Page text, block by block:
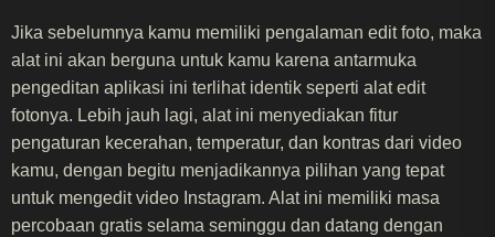
Jika sebelumnya kamu memiliki pengalaman edit foto, maka
alat ini akan berguna untuk kamu karena antarmuka
pengeditan aplikasi ini terlihat identik seperti alat edit
fotonya. Lebih jauh lagi, alat ini menyediakan fitur
pengaturan kecerahan, temperatur, dan kontras dari video
kamu, dengan begitu menjadikannya pilihan yang tepat
untuk mengedit video Instagram. Alat ini memiliki masa
percobaan gratis selama seminggu dan datang dengan